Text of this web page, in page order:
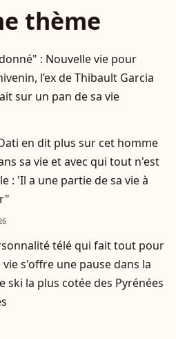
thème
donné" : Nouvelle vie pour
l’ex de Thibault Garcia
sur un pan de sa vie
en dit plus sur cet homme
sa vie et avec qui tout n'est
: 'Il a une partie de sa vie à
télé qui fait tout pour
s'offre une pause dans la
ski la plus cotée des Pyrénées